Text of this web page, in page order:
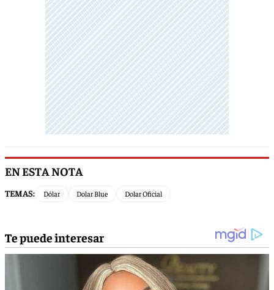
EN ESTA NOTA
TEMAS: Dólar Dolar Blue Dolar Oficial